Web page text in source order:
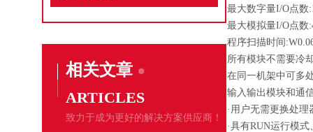
相关文章
ARTICLES
致力于成为更好的解决方案供应商！
最大数字量I/O点数
最大模拟量I/O点数
程序扫描时间
所有模块不需要冷
在同一机架中可多
输入输出模块和通
·用户无需更换处
·具有RUN运行模